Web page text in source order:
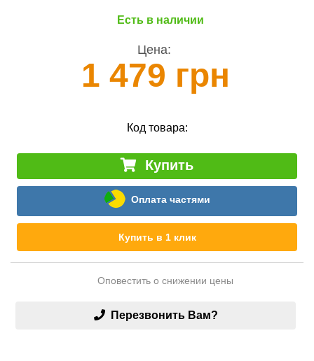
Есть в наличии
Цена:
1 479 грн
Код товара:
Купить
Оплата частями
Купить в 1 клик
Оповестить о снижении цены
Перезвонить Вам?